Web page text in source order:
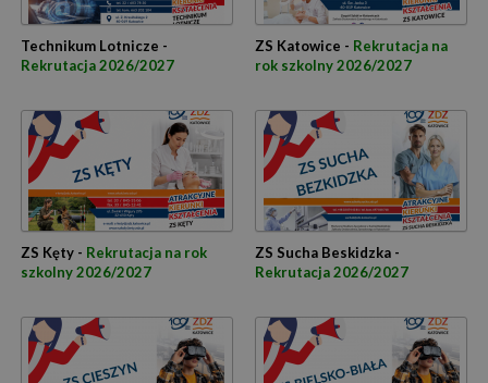
Technikum Lotnicze -
Rekrutacja 2026/2027
ZS Katowice - Rekrutacja na
rok szkolny 2026/2027
ZS Kęty - Rekrutacja na rok
szkolny 2026/2027
ZS Sucha Beskidzka -
Rekrutacja 2026/2027